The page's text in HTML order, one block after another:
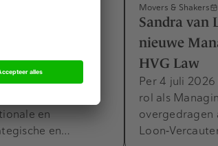
benoemd
M&A-praktijk.
en
en…
Movers & Shakers
Sandra van
nieuwe
HVG Law
Per 4 juli 2026
rol als
overgedragen